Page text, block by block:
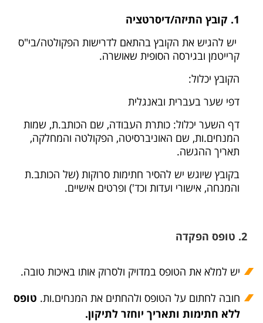
1. קובץ התיזה/דיסרטציה
יש להגיש את הקובץ בהתאם לדרישות הפקולטה/בי"ס
קרייטמן ובגירסה הסופית שאושרה.
הקובץ יכלול:
דפי שער בעברית ובאנגלית
דף השער יכלול: כותרת העבודה, שם הכותב.ת, שמות
המנחים.ות, שם האוניברסיטה, הפקולטה והמחלקה,
תאריך ההגשה.
בקובץ שיוגש יש להסיר חתימות סרוקות (של הכותב.ת
והמנחה, אישורי ועדות וכד') ופרטים אישיים.
2. טופס הפקדה
יש למלא את הטופס במדויק ולסרוק אותו באיכות טובה.
חובה לחתום על הטופס ולהחתים את המנחים.ות. טופס
ללא חתימות ותאריך יוחזר לתיקון.